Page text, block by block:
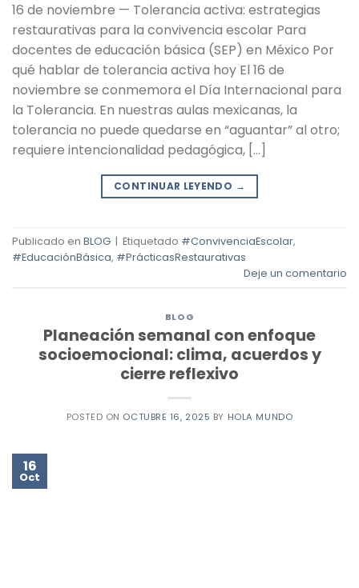
16 de noviembre — Tolerancia activa: estrategias
restaurativas para la convivencia escolar Para
docentes de educación básica (SEP) en México Por
qué hablar de tolerancia activa hoy El 16 de
noviembre se conmemora el Día Internacional para
la Tolerancia. En nuestras aulas mexicanas, la
tolerancia no puede quedarse en “aguantar” al otro;
requiere intencionalidad pedagógica, […]
CONTINUAR LEYENDO →
Publicado en BLOG | Etiquetado #ConvivenciaEscolar,
#EducaciónBásica, #PrácticasRestaurativas
Deje un comentario
BLOG
Planeación semanal con enfoque
socioemocional: clima, acuerdos y
cierre reflexivo
POSTED ON OCTUBRE 16, 2025 BY HOLA MUNDO
16
Oct